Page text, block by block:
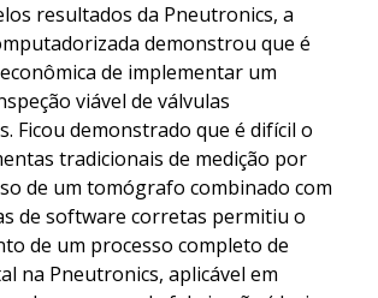
resultados da Pneutronics, a
demonstrou que é
de implementar um
viável de válvulas
Ficou demonstrado que é difícil o
tradicionais de medição por
de um tomógrafo combinado com
de software corretas permitiu o
de um processo completo de
na Pneutronics, aplicável em